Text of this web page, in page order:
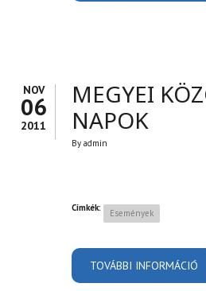
NOV
06
2011
MEGYEI
NAPOK
By admin
Címkék: Események
TOVÁBBI INFORMÁCIÓ